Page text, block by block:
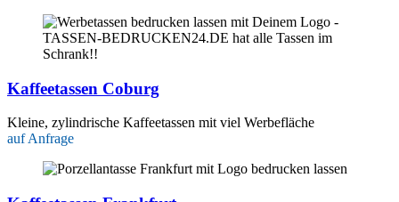
Kaffeetassen Coburg
Kleine, zylindrische Kaffeetassen mit viel Werbefläche
auf Anfrage